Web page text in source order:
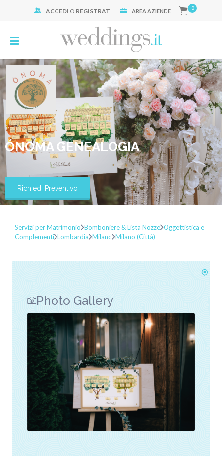
ACCEDI O REGISTRATI AREA AZIENDE 0
ÓNOMA GENEALOGIA
Richiedi Preventivo
Servizi per Matrimonio Bomboniere & Lista Nozze Oggettistica e
Complementi Lombardia Milano Milano (Città)
Photo Gallery